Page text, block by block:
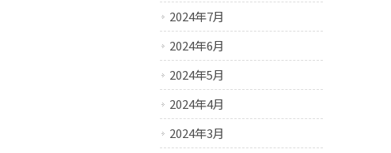
2024年7月
2024年6月
2024年5月
2024年4月
2024年3月